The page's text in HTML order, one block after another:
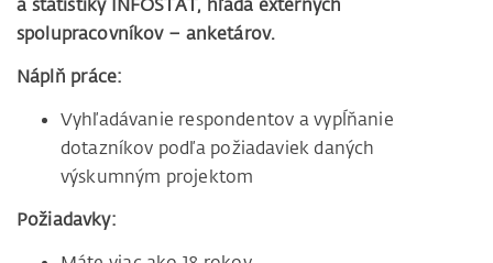
a štatistiky INFOSTAT, hľadá externých
spolupracovníkov – anketárov.
Náplň práce:
Vyhľadávanie respondentov a vypĺňanie
dotazníkov podľa požiadaviek daných
výskumným projektom
Požiadavky: